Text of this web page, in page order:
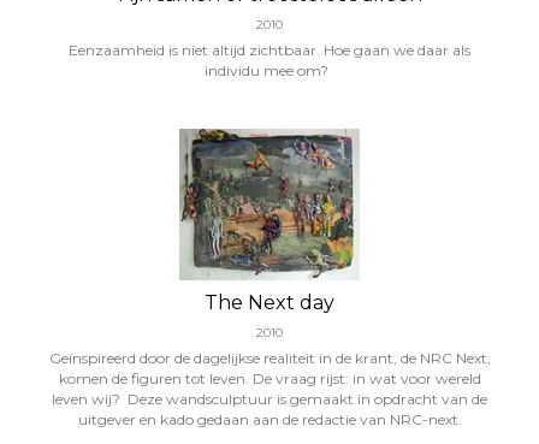
2010
Eenzaamheid is niet altijd zichtbaar. Hoe gaan we daar als
individu mee om?
The Next day
2010
Geïnspireerd door de dagelijkse realiteit in de krant, de NRC Next,
komen de figuren tot leven. De vraag rijst: in wat voor wereld
leven wij? Deze wandsculptuur is gemaakt in opdracht van de
uitgever en kado gedaan aan de redactie van NRC-next.